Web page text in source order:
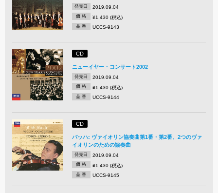
発売日 2019.09.04
価 格 ¥1,430 (税込)
品 番 UCCS-9143
CD
ニューイヤー・コンサート2002
発売日 2019.09.04
価 格 ¥1,430 (税込)
品 番 UCCS-9144
CD
バッハ: ヴァイオリン協奏曲第1番・第2番、2つのヴァ
イオリンのための協奏曲
発売日 2019.09.04
価 格 ¥1,430 (税込)
品 番 UCCS-9145